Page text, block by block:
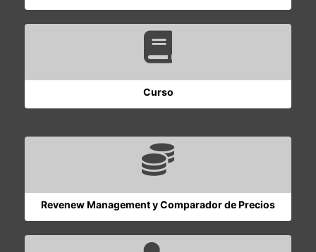
Curso
Revenew Management y Comparador de Precios